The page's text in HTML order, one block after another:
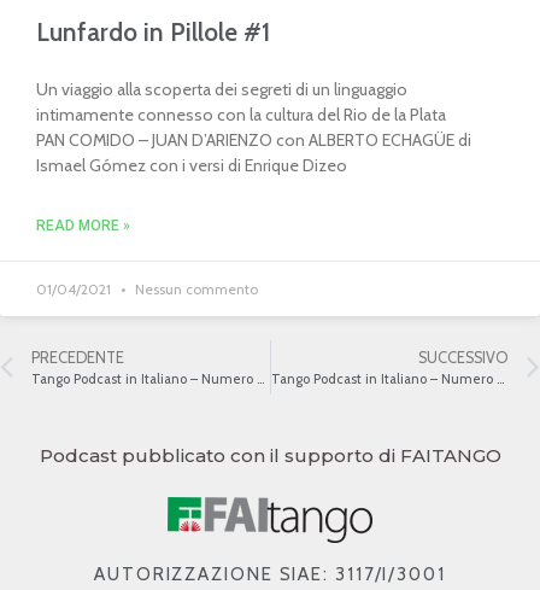
Lunfardo in Pillole #1
Un viaggio alla scoperta dei segreti di un linguaggio
intimamente connesso con la cultura del Rio de la Plata
PAN COMIDO – JUAN D’ARIENZO con ALBERTO ECHAGÜE di
Ismael Gómez con i versi di Enrique Dizeo
READ MORE »
01/04/2021 Nessun commento
PRECEDENTE SUCCESSIVO
Podcast pubblicato con il supporto di FAITANGO
AUTORIZZAZIONE SIAE: 3117/I/3001